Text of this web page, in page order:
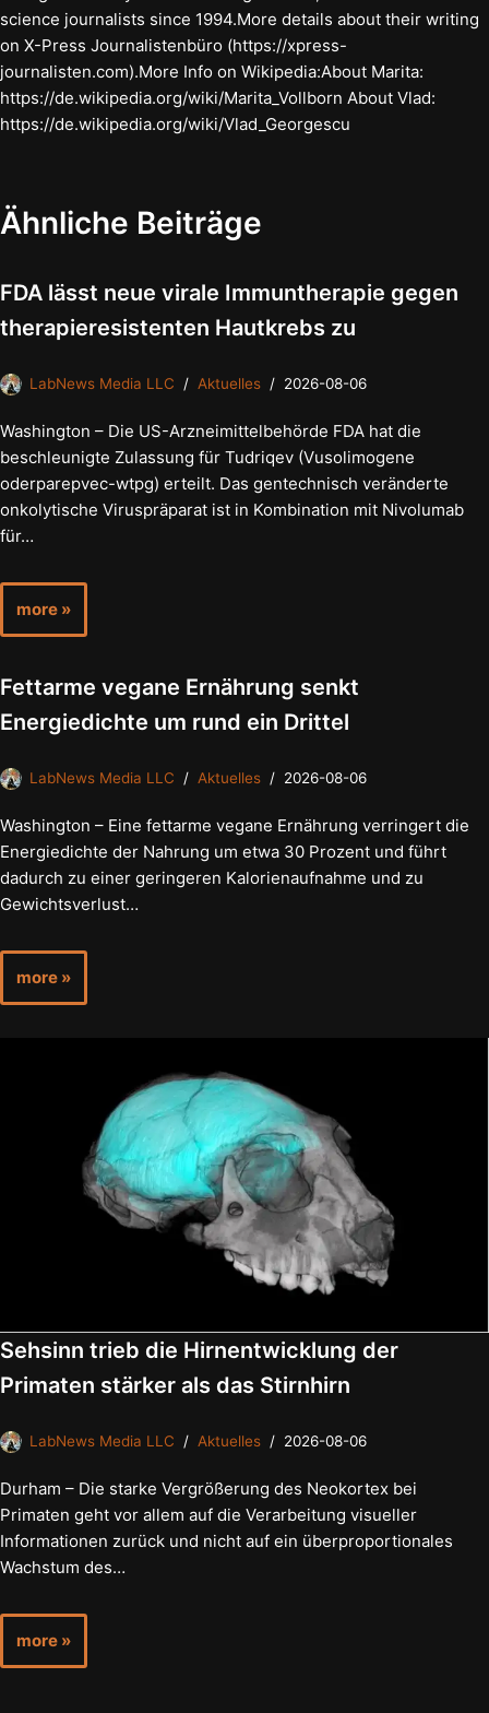
science journalists since 1994.More details about their writing
on X-Press Journalistenbüro (https://xpress-
journalisten.com).More Info on Wikipedia:About Marita:
https://de.wikipedia.org/wiki/Marita_Vollborn About Vlad:
https://de.wikipedia.org/wiki/Vlad_Georgescu
Ähnliche Beiträge
FDA lässt neue virale Immuntherapie gegen
therapieresistenten Hautkrebs zu
LabNews Media LLC Aktuelles 2026-08-06
Washington – Die US-Arzneimittelbehörde FDA hat die
beschleunigte Zulassung für Tudriqev (Vusolimogene
oderparepvec-wtpg) erteilt. Das gentechnisch veränderte
onkolytische Viruspräparat ist in Kombination mit Nivolumab
für…
more »
Fettarme vegane Ernährung senkt
Energiedichte um rund ein Drittel
LabNews Media LLC Aktuelles 2026-08-06
Washington – Eine fettarme vegane Ernährung verringert die
Energiedichte der Nahrung um etwa 30 Prozent und führt
dadurch zu einer geringeren Kalorienaufnahme und zu
Gewichtsverlust…
more »
Sehsinn trieb die Hirnentwicklung der
Primaten stärker als das Stirnhirn
LabNews Media LLC Aktuelles 2026-08-06
Durham – Die starke Vergrößerung des Neokortex bei
Primaten geht vor allem auf die Verarbeitung visueller
Informationen zurück und nicht auf ein überproportionales
Wachstum des…
more »